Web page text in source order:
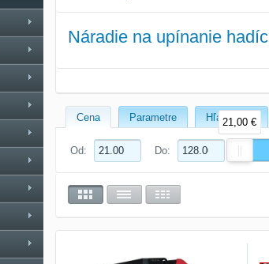
Náradie na upínanie hadíc
Cena Parametre Hľadať text
Od: Do:
21,00 €